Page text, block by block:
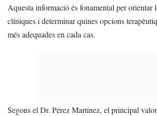
Aquesta informació és fonamental per orientar
clíniques i determinar quines opcions
més adequades en cada cas.
Segons el Dr. Pérez Martínez, el principal